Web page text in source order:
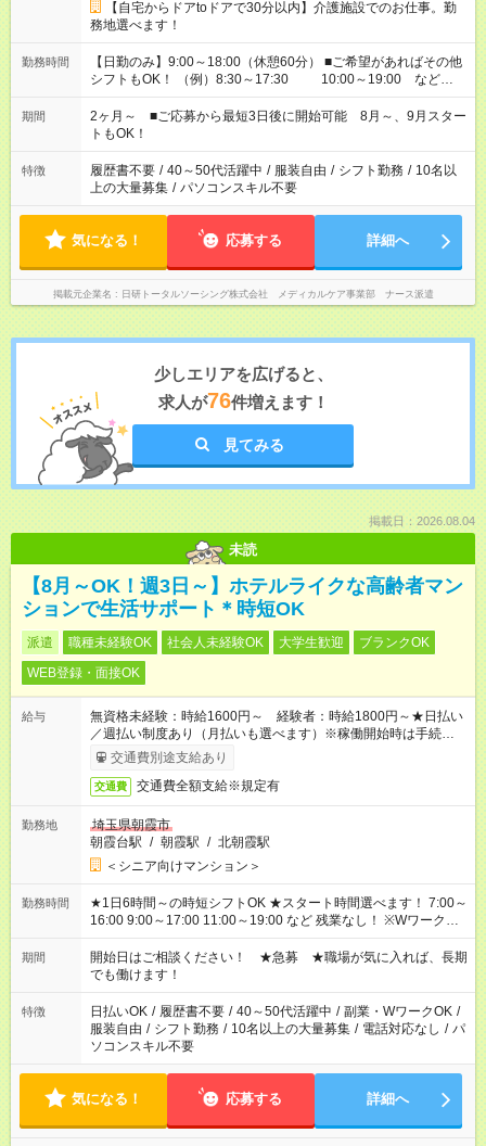
【自宅からドアtoドアで30分以内】介護施設でのお仕事。勤
務地選べます！
勤務時間
【日勤のみ】9:00～18:00（休憩60分） ■ご希望があればその他
シフトもOK！ （例）8:30～17:30 10:00～19:00 など
「家族とお休みを合わせたい」 「できれば残業はしたくない」
など、あなたのご希望に沿ったお仕事をご紹介します！ ※Wワ
ーク希望の方へ 今ご覧のお仕事で希望する勤務時間と、もう1つ
のお仕事の勤務時間。 合計で週40時間を超える場合は応募でき
ません
期間
2ヶ月～ ■ご応募から最短3日後に開始可能 8月～、9月スター
トもOK！
特徴 履歴書不要 / 40～50代活躍中 / 服装自由 / シフト勤務 / 10名以
上の大量募集 / パソコンスキル不要
気になる！ 応募する 詳細へ
掲載元企業名 日研トータルソーシング株式会社 メディカルケア事業部 ナース派遣
少しエリアを広げると、
求人が76件増えます！
見てみる
掲載日：2026.08.04
未読
【8月～OK！週3日～】ホテルライクな高齢者マン
ションで生活サポート＊時短OK
派遣 職種未経験OK 社会人未経験OK 大学生歓迎
ブランクOK
WEB登録・面接OK
給与
無資格未経験：時給1600円～ 経験者：時給1800円～★日払い
／週払い制度あり（月払いも選べます）※稼働開始時は手続き完
了次第のお支払いとなります。
交通費別途支給あり
交通費 交通費全額支給※規定有
勤務地
埼玉県朝霞市
朝霞台駅 / 朝霞駅 / 北朝霞駅
＜シニア向けマンション＞
勤務時間
★1日6時間～の時短シフトOK ★スタート時間選べます！ 7:00～
16:00 9:00～17:00 11:00～19:00 など 残業なし！ ※Wワークの
場合、他のお仕事と合わせ週40時間超の就業はご案内できませ
ん ※法令に基づき、週20時間以上勤務は社会保険への加入対象
となります ※労働者派遣法（日雇い派遣の原則禁止）により、
短時間・短期間の就業はご案内が難しい場合があります
期間
開始日はご相談ください！ ★急募 ★職場が気に入れば、長期
でも働けます！
特徴 日払いOK / 履歴書不要 / 40～50代活躍中 / 副業・WワークOK /
服装自由 / シフト勤務 / 10名以上の大量募集 / 電話対応なし / パ
ソコンスキル不要
気になる！ 応募する 詳細へ